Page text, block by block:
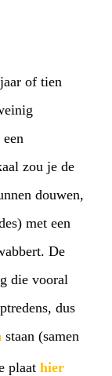
of tien
zou je de
douwen,
met een
De
die vooral
dus
staan (samen
plaat hier